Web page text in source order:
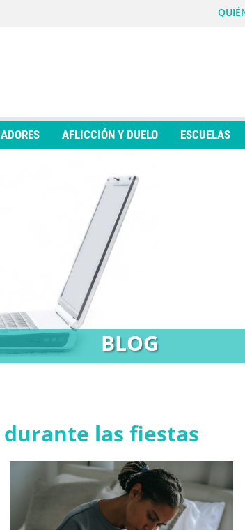
AFLICCIÓN Y DUELO ESCUELAS
BLOG
las fiestas